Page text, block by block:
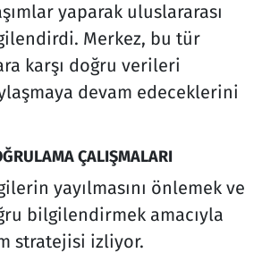
yaparak uluslararası
Merkez, bu tür
karşı doğru verileri
devam edeceklerini
ÇALIŞMALARI
yayılmasını önlemek ve
bilgilendirmek amacıyla
stratejisi izliyor.